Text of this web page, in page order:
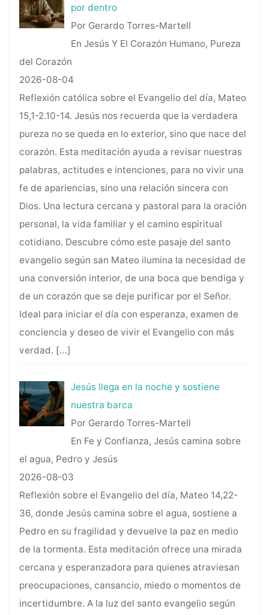
por dentro
Por Gerardo Torres-Martell
En Jesús Y El Corazón Humano, Pureza
del Corazón
2026-08-04
Reflexión católica sobre el Evangelio del día, Mateo
15,1-2.10-14. Jesús nos recuerda que la verdadera
pureza no se queda en lo exterior, sino que nace del
corazón. Esta meditación ayuda a revisar nuestras
palabras, actitudes e intenciones, para no vivir una
fe de apariencias, sino una relación sincera con
Dios. Una lectura cercana y pastoral para la oración
personal, la vida familiar y el camino espiritual
cotidiano. Descubre cómo este pasaje del santo
evangelio según san Mateo ilumina la necesidad de
una conversión interior, de una boca que bendiga y
de un corazón que se deje purificar por el Señor.
Ideal para iniciar el día con esperanza, examen de
conciencia y deseo de vivir el Evangelio con más
verdad. […]
Jesús llega en la noche y sostiene
nuestra barca
Por Gerardo Torres-Martell
En Fe y Confianza, Jesús camina sobre
el agua, Pedro y Jesús
2026-08-03
Reflexión sobre el Evangelio del día, Mateo 14,22-
36, donde Jesús camina sobre el agua, sostiene a
Pedro en su fragilidad y devuelve la paz en medio
de la tormenta. Esta meditación ofrece una mirada
cercana y esperanzadora para quienes atraviesan
preocupaciones, cansancio, miedo o momentos de
incertidumbre. A la luz del santo evangelio según